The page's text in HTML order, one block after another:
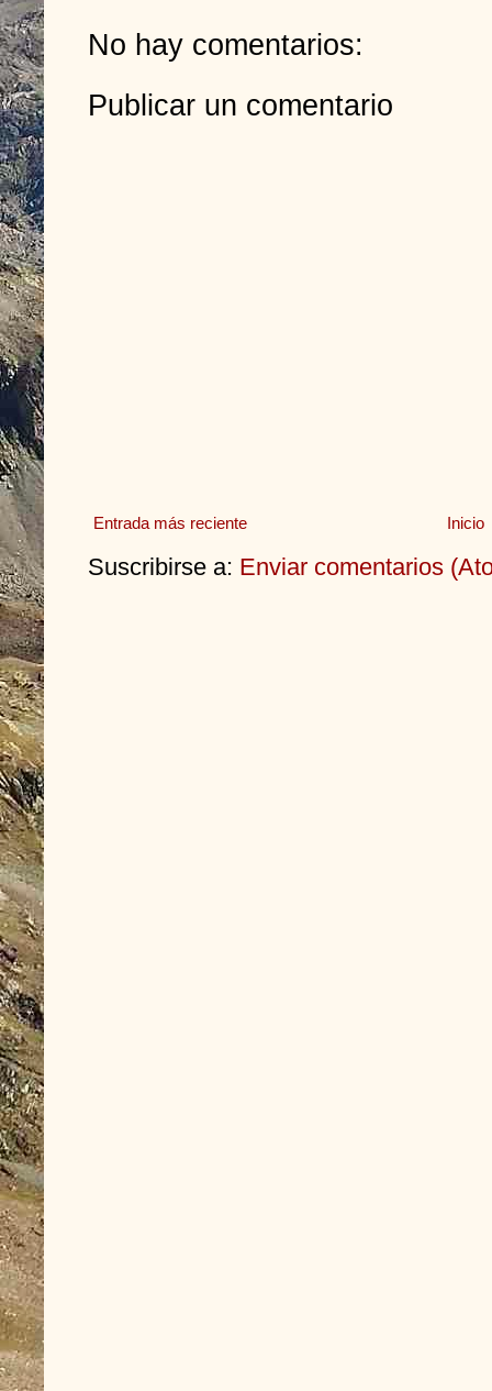
No hay comentarios:
Publicar un comentario
Entrada más reciente Inicio
Suscribirse a: Enviar comentarios